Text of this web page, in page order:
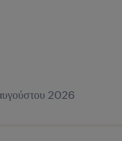
2026